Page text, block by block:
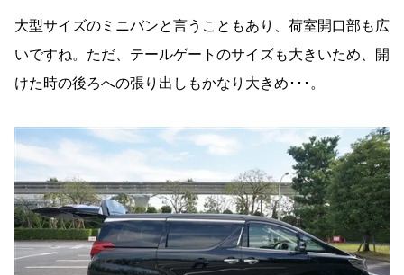
大型サイズのミニバンと言うこともあり、荷室開口部も広
いですね。ただ、テールゲートのサイズも大きいため、開
けた時の後ろへの張り出しもかなり大きめ･･･。